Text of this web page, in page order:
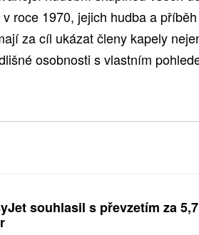
roce 1970, jejich hudba a
za cíl ukázat členy kapely
osobnosti s vlastním
souhlasil s převzetím za